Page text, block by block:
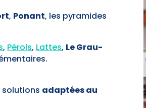
, Ponant, les pyramides
, Pérols, Lattes, Le Grau-
adaptées au